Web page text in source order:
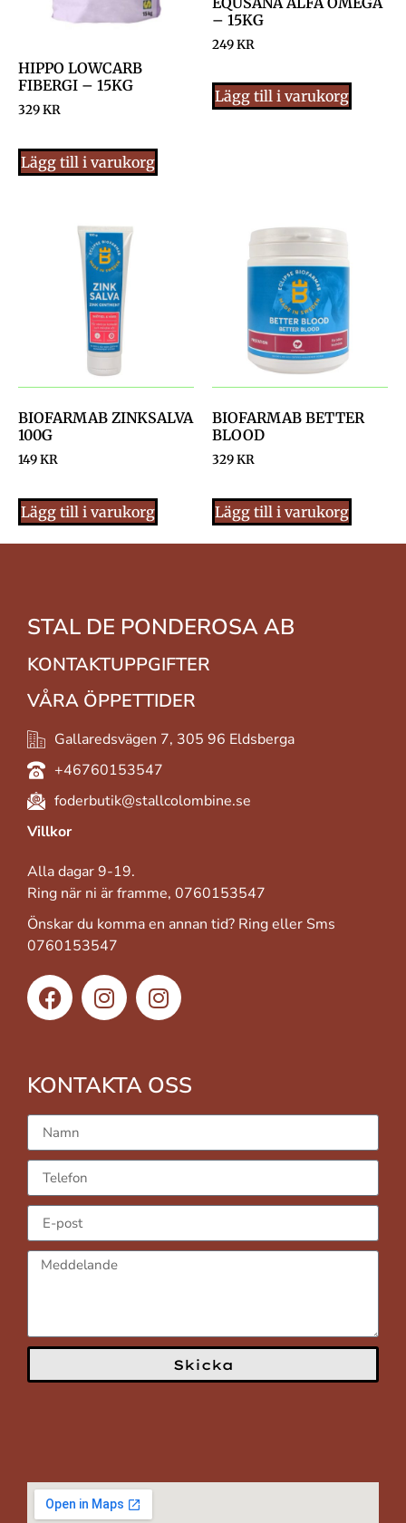
HIPPO LOWCARB
FIBERGI – 15KG
329KR
Lägg till i varukorg
– 15KG
249KR
Lägg till i varukorg
BIOFARMAB ZINKSALVA
100G
149KR
Lägg till i varukorg
BIOFARMAB BETTER
BLOOD
329KR
Lägg till i varukorg
STAL DE PONDEROSA AB
KONTAKTUPPGIFTER
VÅRA ÖPPETTIDER
Gallaredsvägen 7, 305 96 Eldsberga
+46760153547
foderbutik@stallcolombine.se
Villkor
Alla dagar 9-19.
Ring när ni är framme, 0760153547
Önskar du komma en annan tid? Ring eller Sms
0760153547
KONTAKTA OSS
Skicka